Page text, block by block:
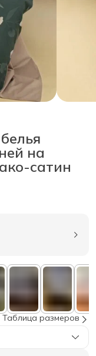
на
сатин
Таблица размеров